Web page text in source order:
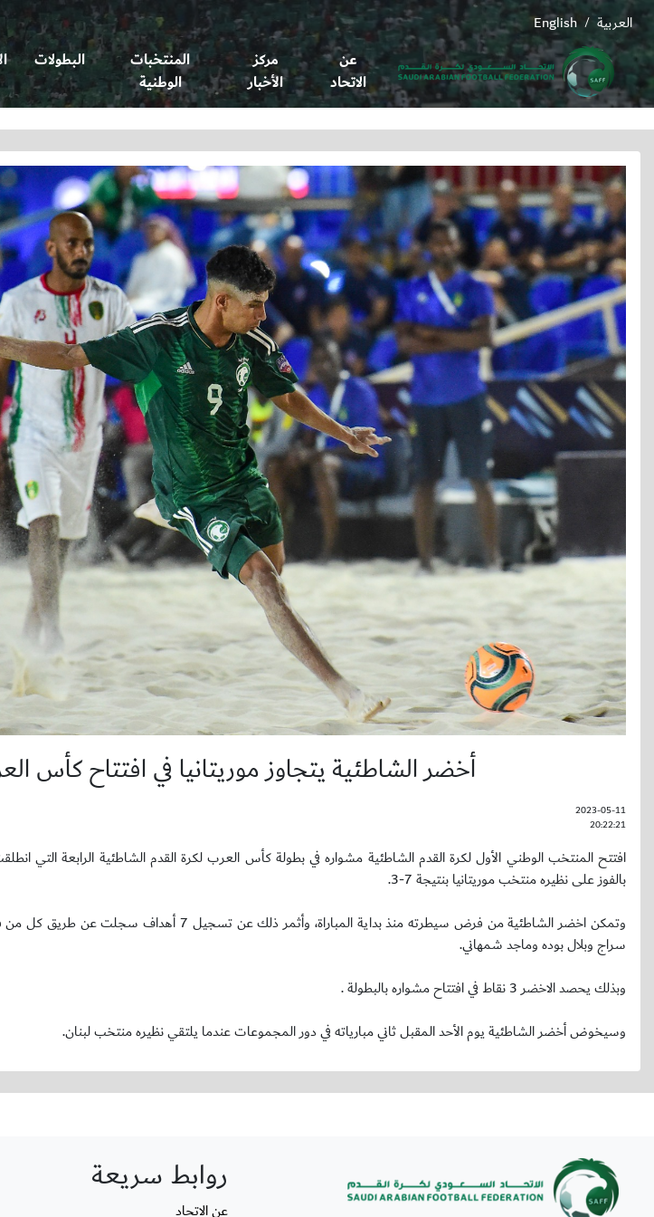
English / العربية
عن
الاتحاد
مركز
الأخبار
المنتخبات
الوطنية
البطولات
أخضر الشاطئية يتجاوز موريتانيا في افتتاح كأس
2023-05-11
20:22:21
افتتح المنتخب الوطني الأول لكرة القدم الشاطئية مشواره في بطولة كأس العرب لكرة القدم الشاطئية الرابعة التي
بالفوز على نظيره منتخب موريتانيا بنتيجة 7-3.
سراج وبلال بوده وماجد شمهاني.
وبذلك يحصد الاخضر 3 نقاط في افتتاح مشواره بالبطولة .
وسيخوض أخضر الشاطئية يوم الأحد المقبل ثاني مبارياته في دور المجموعات عندما يلتقي نظيره منتخب لبنان.
روابط سريعة
عن الاتحاد